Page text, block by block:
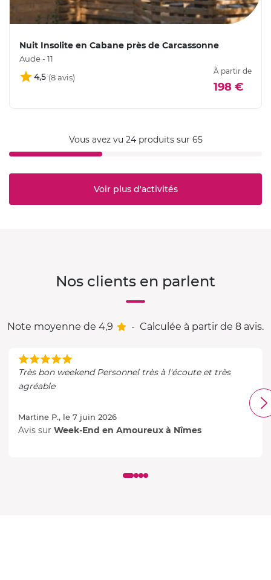
Nuit Insolite en Cabane près de Carcassonne
Aude - 11
4,5
À partir de
198 €
Vous avez vu 24 produits sur 65
Voir plus d'activités
Nos clients en parlent
Note moyenne de 4,9 - Calculée à partir de 8 avis.
Très bon weekend Personnel très à l'écoute et très
agréable
Martine P., le 7 juin 2026
Avis sur Week-End en Amoureux à Nîmes